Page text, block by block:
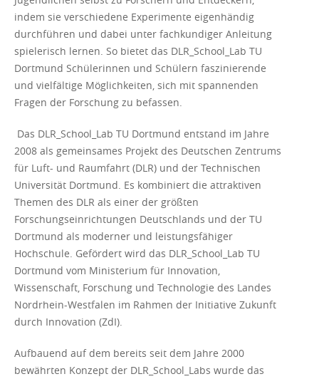
indem sie verschiedene Experimente eigenhändig
durchführen und dabei unter fachkundiger Anleitung
spielerisch lernen. So bietet das DLR_School_Lab TU
Dortmund Schülerinnen und Schülern faszinierende
und vielfältige Möglichkeiten, sich mit spannenden
Fragen der Forschung zu befassen.
Das DLR_School_Lab TU Dortmund entstand im Jahre
2008 als gemeinsames Projekt des Deutschen Zentrums
für Luft- und Raumfahrt (DLR) und der Technischen
Universität Dortmund. Es kombiniert die attraktiven
Themen des DLR als einer der größten
Forschungseinrichtungen Deutschlands und der TU
Dortmund als moderner und leistungsfähiger
Hochschule. Gefördert wird das DLR_School_Lab TU
Dortmund vom Ministerium für Innovation,
Wissenschaft, Forschung und Technologie des Landes
Nordrhein-Westfalen im Rahmen der Initiative Zukunft
durch Innovation (ZdI).
Aufbauend auf dem bereits seit dem Jahre 2000
bewährten Konzept der DLR_School_Labs wurde das